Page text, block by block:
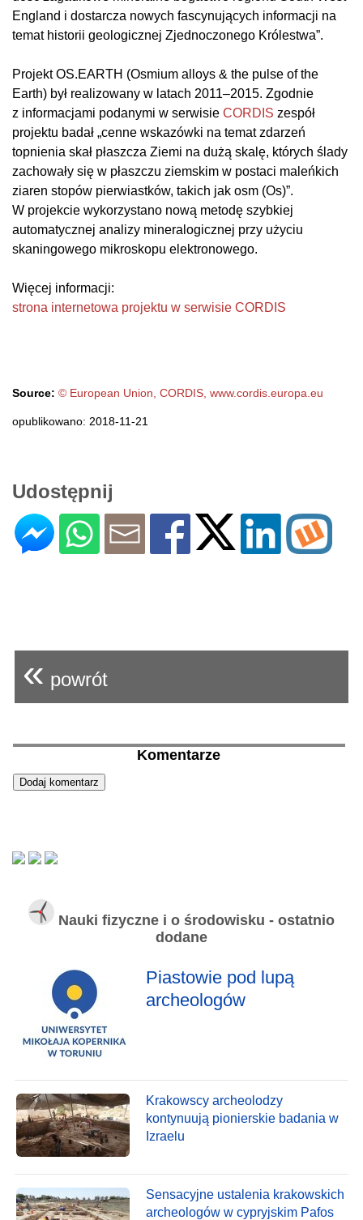
England i dostarcza nowych fascynujących informacji na
temat historii geologicznej Zjednoczonego Królestwa”.
Projekt OS.EARTH (Osmium alloys & the pulse of the
Earth) był realizowany w latach 2011–2015. Zgodnie
z informacjami podanymi w serwisie CORDIS zespół
projektu badał „cenne wskazówki na temat zdarzeń
topnienia skał płaszcza Ziemi na dużą skalę, których ślady
zachowały się w płaszczu ziemskim w postaci maleńkich
ziaren stopów pierwiastków, takich jak osm (Os)”.
W projekcie wykorzystano nową metodę szybkiej
automatycznej analizy mineralogicznej przy użyciu
skaningowego mikroskopu elektronowego.
Więcej informacji:
strona internetowa projektu w serwisie CORDIS
Source: © European Union, CORDIS, www.cordis.europa.eu
opublikowano: 2018-11-21
Udostępnij
« powrót
Komentarze
Nauki fizyczne i o środowisku - ostatnio
dodane
Piastowie pod lupą
archeologów
Krakowscy archeolodzy
kontynuują pionierskie badania w
Izraelu
Sensacyjne ustalenia krakowskich
archeologów w cypryjskim Pafos